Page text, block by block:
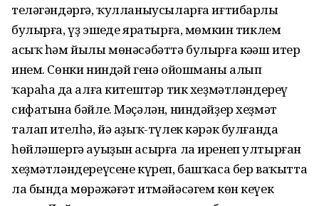
теләгәндәргә, ҡулланыусыларға иғтибарлы
булырға, үҙ эшеңде яратырға, мөмкин тиклем
асыҡ һәм йылы мөнәсәбәттә булырға кәңәш итер
инем. Сөнки ниндәй генә ойошманы алып
ҡараһаң да алға китештәр тик хеҙмәтләндереү
сифатына бәйле. Мәҫәлән, ниндәйҙер хеҙмәт
талап ителһә, йә аҙыҡ-түлек кәрәк булғанда
һөйләшергә ауыҙын асырға ла иренеп ултырған
хеҙмәтләндереүсене күреп, башҡаса бер ваҡытта
ла бында мөрәжәғәт итмәйәсәгем көн кеүек